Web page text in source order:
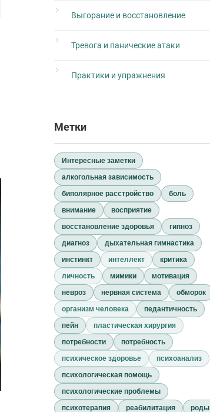
Выгорание и восстановление
Тревога и панические атаки
Практики и упражнения
Метки
Интересные заметки
алкогольная зависимость
биполярное расстройство
боль
внимание
восприятие
восстановление здоровья
гипноз
диагноз
дыхательная гимнастика
инстинкт
интеллект
критика
личность
мимики
мотивация
невроз
нервная система
обморок
организм человека
педантичность
пейн
пластическая хирургия
потребности
потребность
психическое здоровье
психоанализ
психологическая помощь
психологические проблемы
психотерапия
реабилитация
роды